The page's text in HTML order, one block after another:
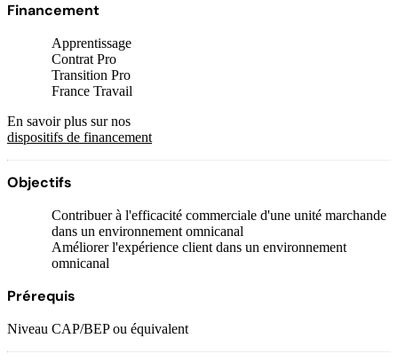
Financement
Apprentissage
Contrat Pro
Transition Pro
France Travail
En savoir plus sur nos
dispositifs de financement
Objectifs
Contribuer à l'efficacité commerciale d'une unité marchande
dans un environnement omnicanal
Améliorer l'expérience client dans un environnement
omnicanal
Prérequis
Niveau CAP/BEP ou équivalent